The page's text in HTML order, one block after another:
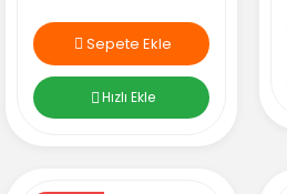
Sepete Ekle
Hızlı Ekle